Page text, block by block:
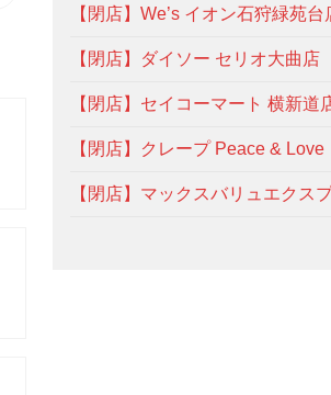
【閉店】We’s イオン石狩緑苑台
【閉店】ダイソー セリオ大曲店
【閉店】セイコーマート 横新道
【閉店】クレープ Peace & Love
【閉店】マックスバリュエクス